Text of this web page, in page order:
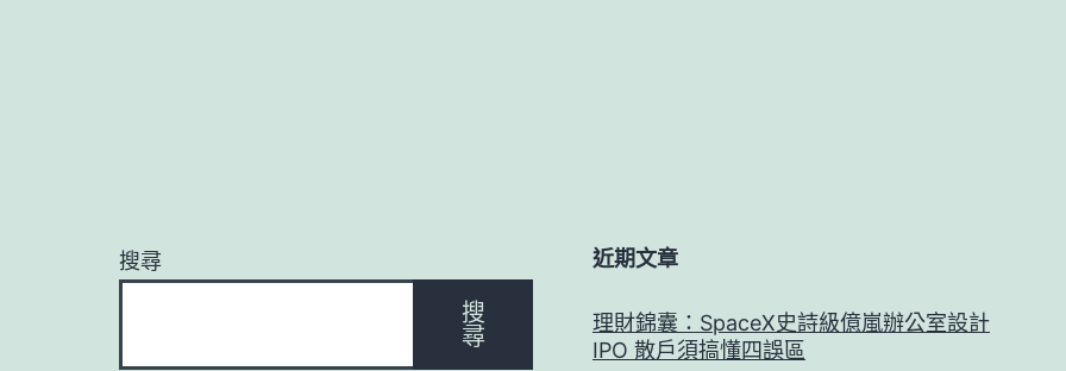
搜尋
搜
尋
近期文章
理財錦囊：SpaceX史詩級億嵐辦公室設計
IPO 散戶須搞懂四誤區